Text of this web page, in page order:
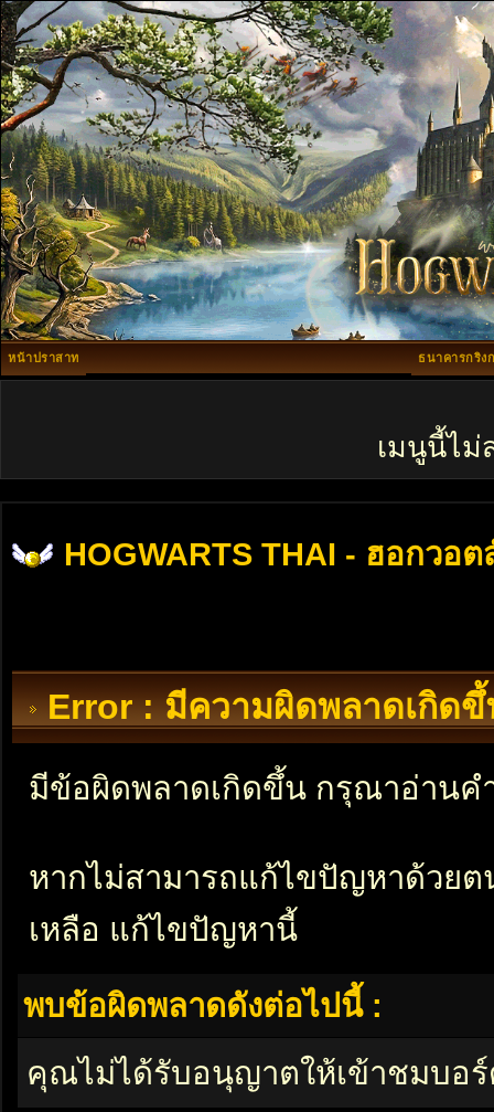
หน้าปราสาท ธนาคารกริง
เมนูนี้ไม่
HOGWARTS THAI - ฮอกวอต
Error : มีความผิดพลาดเกิดขึ้
มีข้อผิดพลาดเกิดขึ้น กรุณาอ่านค
หากไม่สามารถแก้ไขปัญหาด้วย
เหลือ แก้ไขปัญหานี้
พบข้อผิดพลาดดังต่อไปนี้ :
คุณไม่ได้รับอนุญาตให้เข้าชมบอ